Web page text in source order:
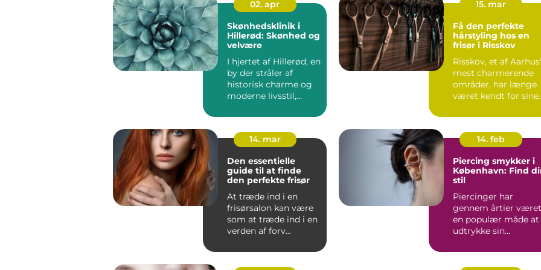
02. apr
Skønhedsklinik i
Hillerød: Skønhed og
velvære
I hjertet af Hillerød, en
by der stråler af
historisk charme og
moderne livsstil,
15. mar
Få den perfekte
hårstyling hos en
frisør i Risskov
Risskov, et af Aarhus'
mest charmerende
områder, har længe
været kendt for sine
14. mar
Den essentielle
guide til at finde
den perfekte frisør
At træde ind i en
frisørsalon kan være
som at træde ind i en
verden af forv...
14. feb
Piercing smykker i
København: Find
stil
Piercinger har
gennem årtier været
en populær måde at
udtrykke sin
individualitet...